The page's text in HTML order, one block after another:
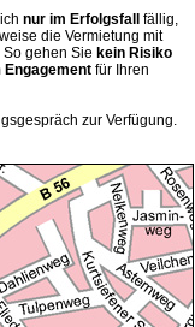
nur im Erfolgsfall fällig,
die Vermietung mit
gehen Sie kein Risiko
Engagement für Ihren
zur Verfügung.